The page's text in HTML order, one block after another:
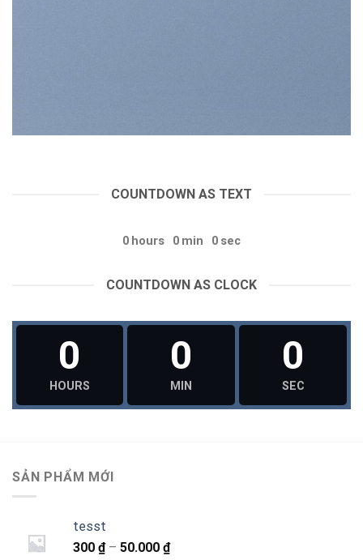
COUNTDOWN AS TEXT
0 hours 0 min 0 sec
COUNTDOWN AS CLOCK
0
HOURS
0
MIN
0
SEC
SẢN PHẨM MỚI
tesst
300 ₫ – 50.000 ₫Khoảng